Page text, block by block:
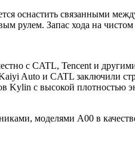
оснастить связанными
рулем. Запас хода на чистом
с CATL, Tencent и
Auto и CATL заключили
Kylin с высокой плотностью
моделями A00 в